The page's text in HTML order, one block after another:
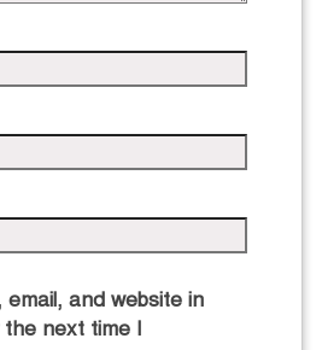
and website in
the next time I